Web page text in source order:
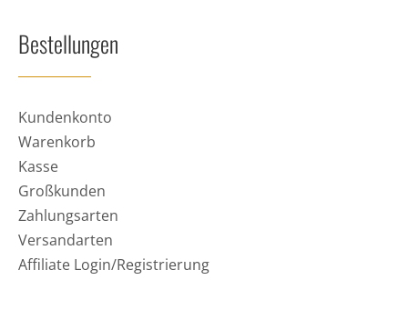
Bestellungen
Kundenkonto
Warenkorb
Kasse
Großkunden
Zahlungsarten
Versandarten
Affiliate Login/Registrierung